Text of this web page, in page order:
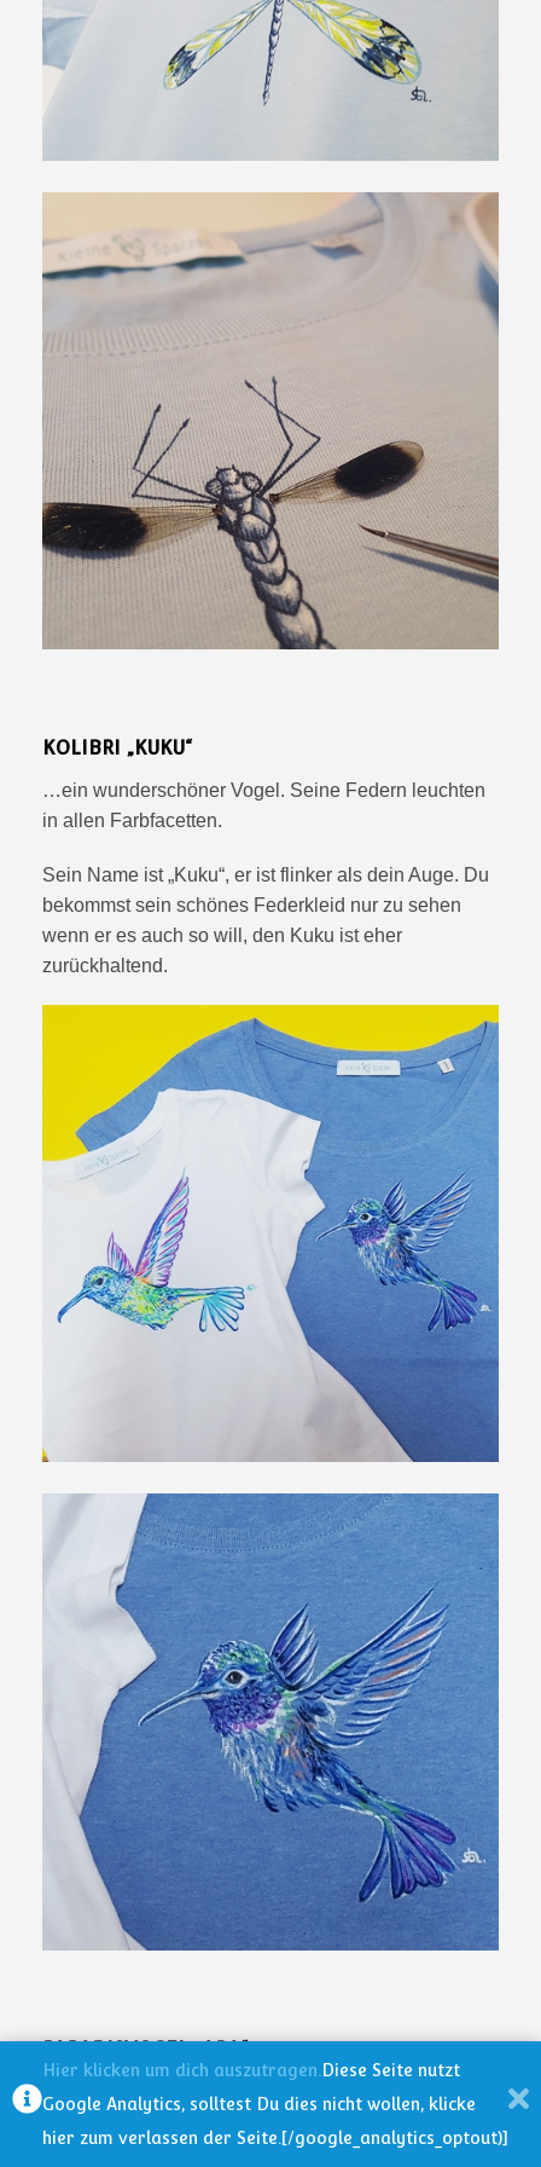
KOLIBRI „KUKU“
…ein wunderschöner Vogel. Seine Federn leuchten
in allen Farbfacetten.
Sein Name ist „Kuku“, er ist flinker als dein Auge. Du
bekommst sein schönes Federkleid nur zu sehen
wenn er es auch so will, den Kuku ist eher
zurückhaltend.
…genau das richtige für ein super Sommer, Tropical
Hier klicken um dich auszutragen. Diese Seite nutzt
Google Analytics, solltest Du dies nicht wollen, klicke
hier zum verlassen der Seite.[/google_analytics_optout)]